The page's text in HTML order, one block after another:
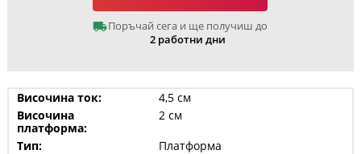
Поръчай сега и ще получиш до
2 работни дни
Височина ток:
4,5 см
Височина
платформа:
2 см
Тип:
Платформа